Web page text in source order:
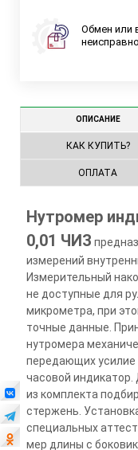
Обмен или
ОПИСАНИЕ
КАК КУПИТЬ?
ОПЛАТА
Нутромер
0,01 ЧИЗ
измерений
Измерительный
не доступные для
микрометра, при
точные данные.
нутромера
передающих усилие
часовой
из комплекта
стержень.
специальных
мер длины с